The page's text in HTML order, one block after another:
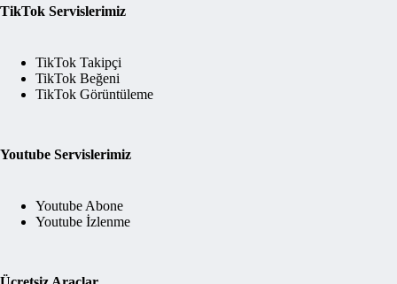
TikTok Servislerimiz
TikTok Takipçi
TikTok Beğeni
TikTok Görüntüleme
Youtube Servislerimiz
Youtube Abone
Youtube İzlenme